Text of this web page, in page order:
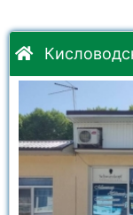
Кол.